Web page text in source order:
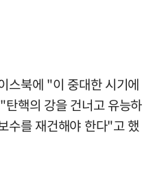
스북에 "이 중대한 시기에
핵의 강을 건너고 유능하
수를 재건해야 한다"고 했